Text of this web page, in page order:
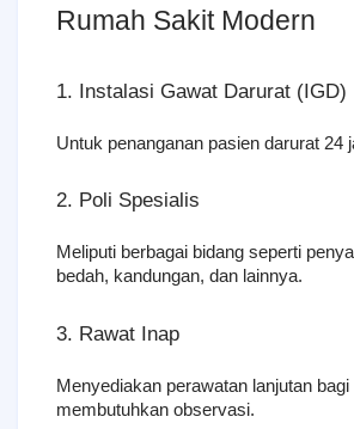
Rumah Sakit Modern
1. Instalasi Gawat Darurat (IGD)
Untuk penanganan pasien darurat 24
2. Poli Spesialis
Meliputi berbagai bidang seperti
bedah, kandungan, dan lainnya.
3. Rawat Inap
Menyediakan perawatan lanjutan
membutuhkan observasi.